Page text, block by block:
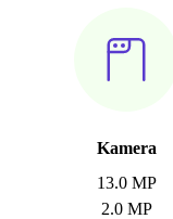
Kamera
13.0 MP
2.0 MP